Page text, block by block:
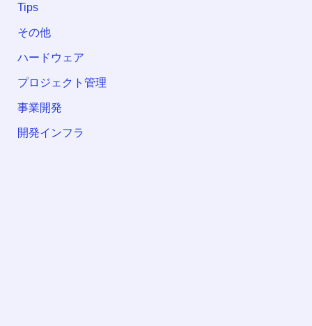
Tips
その他
ハードウェア
プロジェクト管理
事業開発
開発インフラ